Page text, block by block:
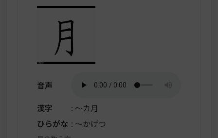
音声
漢字
: ～カ月
ひらがな : ～かげつ